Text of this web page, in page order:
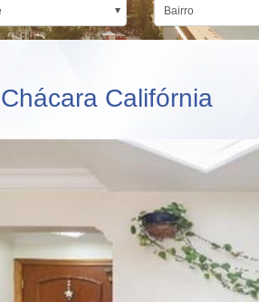
Bairro
Califórnia